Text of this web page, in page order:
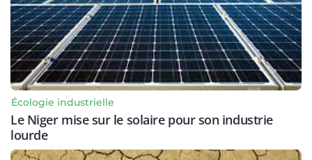
Écologie industrielle
Le Niger mise sur le solaire pour son industrie
lourde